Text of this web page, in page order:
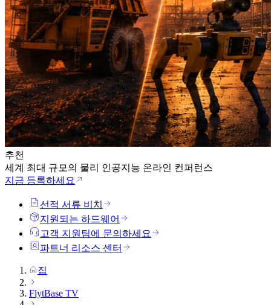
추천
세계 최대 규모의 물리 인공지능 온라인 컨퍼런스
지금 등록하세요
선적 서류 비치
지원되는 하드웨어
고객 지원팀에 문의하세요
파트너 리소스 센터
집
FlytBase TV